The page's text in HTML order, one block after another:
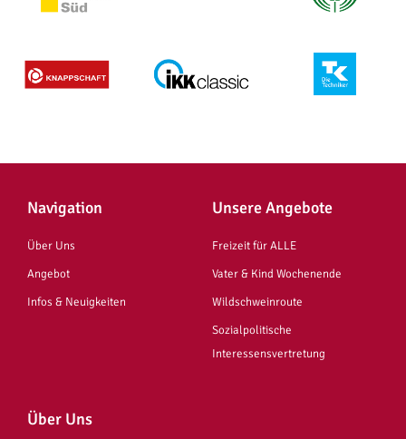
Navigation
Über Uns
Angebot
Infos & Neuigkeiten
Unsere Angebote
Freizeit für ALLE
Vater & Kind Wochenende
Wildschweinroute
Sozialpolitische
Interessensvertretung
Über Uns